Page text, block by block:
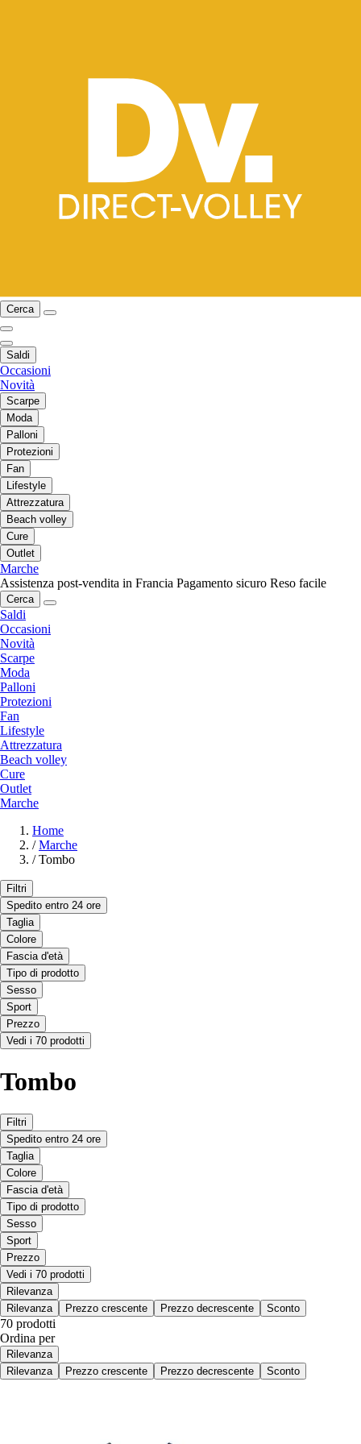
Cerca
Saldi
Occasioni
Novità
Scarpe
Moda
Palloni
Protezioni
Fan
Lifestyle
Attrezzatura
Beach volley
Cure
Outlet
Marche
Assistenza post-vendita in Francia Pagamento sicuro Reso facile
Cerca
Saldi
Occasioni
Novità
Scarpe
Moda
Palloni
Protezioni
Fan
Lifestyle
Attrezzatura
Beach volley
Cure
Outlet
Marche
Home
/ Marche
/ Tombo
Filtri
Spedito entro 24 ore
Taglia
Colore
Fascia d'età
Tipo di prodotto
Sesso
Sport
Prezzo
Vedi i 70 prodotti
Tombo
Filtri
Spedito entro 24 ore
Taglia
Colore
Fascia d'età
Tipo di prodotto
Sesso
Sport
Prezzo
Vedi i 70 prodotti
Rilevanza
Rilevanza
Prezzo crescente Prezzo decrescente Sconto
70 prodotti
Ordina per
Rilevanza
Rilevanza
Prezzo crescente Prezzo decrescente Sconto